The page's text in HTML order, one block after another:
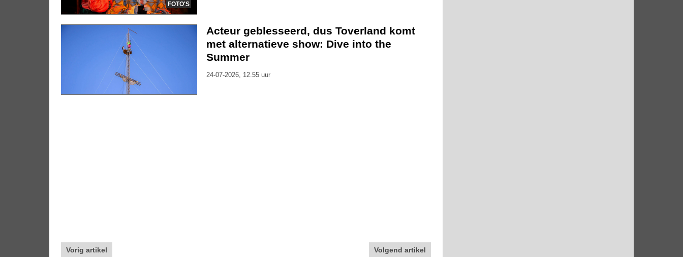
FOTO'S
Acteur geblesseerd, dus Toverland komt
met alternatieve show: Dive into the
Summer
24-07-2026, 12.55 uur
Vorig artikel Volgend artikel